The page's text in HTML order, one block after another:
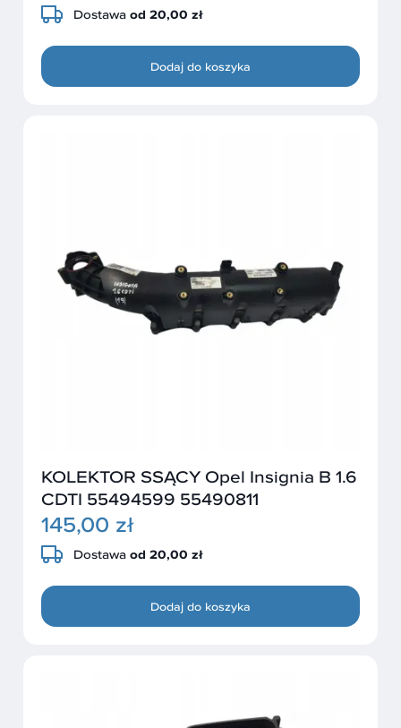
Dostawa od 20,00 zł
Dodaj do koszyka
KOLEKTOR SSĄCY Opel Insignia B 1.6
CDTI 55494599 55490811
145,00 zł
Dostawa od 20,00 zł
Dodaj do koszyka